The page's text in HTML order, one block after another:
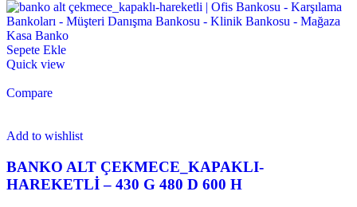
Sepete Ekle
Quick view
Compare
Add to wishlist
BANKO ALT ÇEKMECE_KAPAKLI-
HAREKETLİ – 430 G 480 D 600 H